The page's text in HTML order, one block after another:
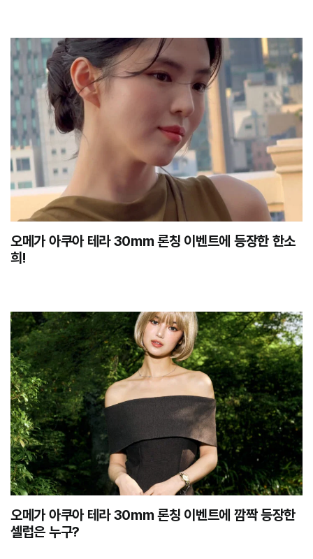
오메가 아쿠아 테라 30mm 론칭 이벤트에 등장한 한소
희!
오메가 아쿠아 테라 30mm 론칭 이벤트에 깜짝 등장한
셀럽은 누구?